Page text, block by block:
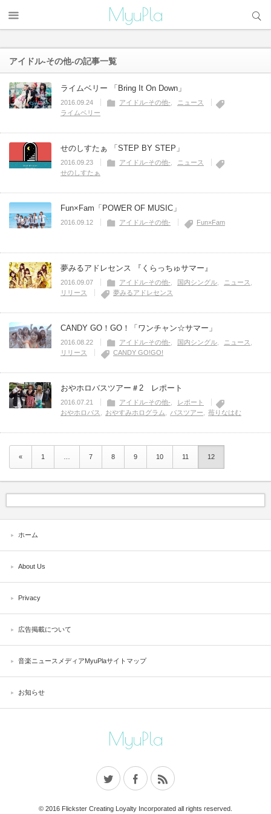
MyuPla
アイドル-その他-の記事一覧
ライムベリー 「Bring It On Down」
2016.09.24 アイドル-その他-
ニュース
ライムベリー
せのしすたぁ 「STEP BY STEP」
2016.09.23 アイドル-その他-
ニュース
せのしすたぁ
Fun×Fam「POWER OF MUSIC」
2016.09.12 アイドル-その他- Fun×Fam
夢みるアドレセンス 『くらっちゅサマー』
2016.09.07 アイドル-その他- 国内シングル
ニュース
リリース
夢みるアドレセンス
CANDY GO！GO！「ワンチャン☆サマー」
2016.08.22 アイドル-その他- 国内シングル
ニュース
リリース
CANDY GO!GO!
おやホロバスツアー＃2 レポート
2016.07.21 アイドル-その他-
レポート
おやホロバス
おやすみホログラム バスツアー 苺りなはむ
« 1 7 8 9 10 11 12
ホーム
About Us
Privacy
広告掲載について
音楽ニュースメディアMyuPlaサイトマップ
お知らせ
MyuPla
© 2016 Flickster Creating Loyalty Incorporated all rights reserved.